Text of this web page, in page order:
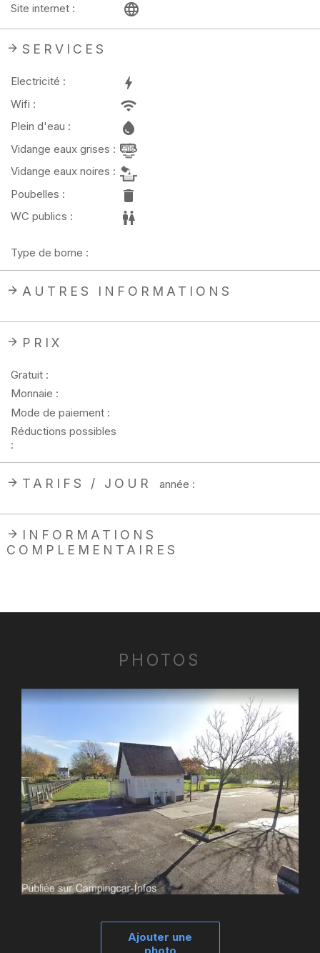
Site internet :
SERVICES
Electricité :
Wifi :
Plein d'eau :
Vidange eaux grises :
Vidange eaux noires :
Poubelles :
WC publics :
Type de borne :
AUTRES INFORMATIONS
PRIX
Gratuit :
Monnaie :
Mode de paiement :
Réductions possibles
:
TARIFS / JOUR année :
INFORMATIONS
COMPLEMENTAIRES
PHOTOS
Ajouter une